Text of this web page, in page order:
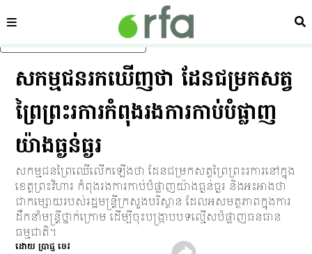
រំលងទៅមាតិកាចម្បង
ផ្នែក ស្វ
សកម្មជនរកឃើញថា ដែនជម្រកសត្វ
ព្រៃព្រះរការកំពុងរងការកាប់បំផ្លាញ
យ៉ាងធ្ងន់ធ្ងរ
សកម្មជនព្រៃឈើលើកឡើងថា ដែនជម្រកសត្វព្រៃព្រះរការនៅក្នុង
ខេត្តព្រះវិហារ កំពុងរងការកាប់បំផ្លាញយ៉ាងធ្ងន់ធ្ងរ និងអះអាងថា
ជាកម្សោយរបស់រដ្ឋមន្ត្រីក្រសួងបរិស្ថាន ដែលអសមត្ថភាពក្នុងការ
ដឹកនាំមន្ត្រីថ្នាក់ក្រោម ដើម្បីចុះបង្ក្រាបបទល្មើសបំផ្លាញធនធាន
ធម្មជាតិ។
ដោយ ប្រាជ្ញ ចេវ